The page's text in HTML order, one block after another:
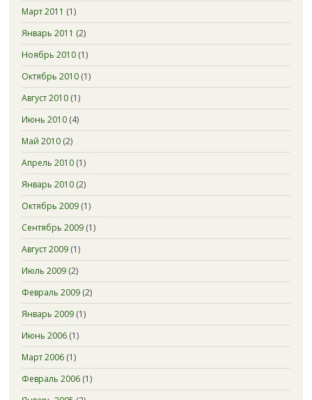
Март 2011 (1)
Январь 2011 (2)
Ноябрь 2010(1)
Октябрь 2010(1)
Август 2010(1)
Июнь 2010(4)
Май 2010(2)
Апрель 2010(1)
Январь 2010(2)
Октябрь 2009(1)
Сентябрь 2009(1)
Август 2009(1)
Июль 2009(2)
Февраль 2009(2)
Январь 2009(1)
Июнь 2006(1)
Март 2006(1)
Февраль 2006(1)